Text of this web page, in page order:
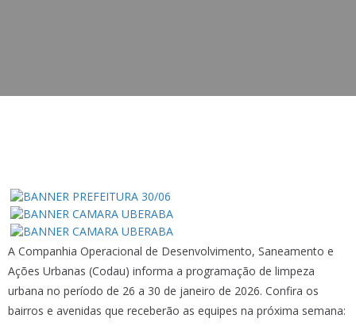
A Companhia Operacional de Desenvolvimento, Saneamento e
Ações Urbanas (Codau) informa a programação de limpeza
urbana no período de 26 a 30 de janeiro de 2026. Confira os
bairros e avenidas que receberão as equipes na próxima semana: